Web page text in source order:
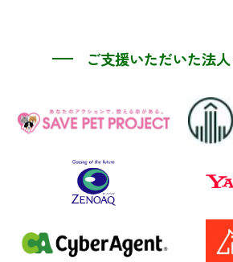
ご支援いただいた法